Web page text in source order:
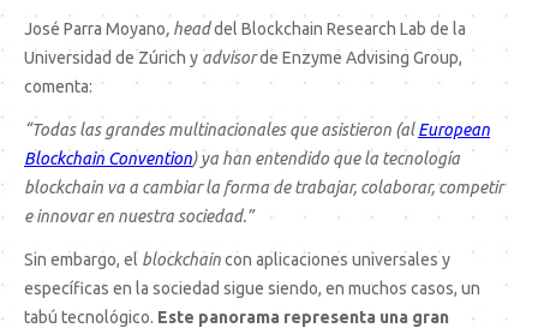
José Parra Moyano, headdel Blockchain Research Lab de la
Universidad de Zúrich y advisorde Enzyme Advising Group,
comenta:
“Todas las grandes multinacionales que asistieron (alEuropean
Blockchain Convention) ya han entendido que la tecnología
blockchain va a cambiar la forma de trabajar, colaborar, competir
e innovar en nuestra sociedad.”
Sin embargo, el blockchaincon aplicaciones universales y
específicas en la sociedad sigue siendo, en muchos casos, un
tabú tecnológico. Este panorama representa una gran